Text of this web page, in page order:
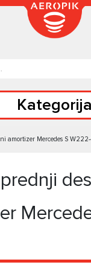
Kategorija
amortizer Mercedes S